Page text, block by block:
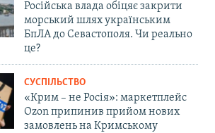
Російська влада обіцяє закрити
морський шлях українським
БпЛА до Севастополя. Чи реально
це?
СУСПІЛЬСТВО
«Крим – не Росія»: маркетплейс
Ozon припинив прийом нових
замовлень на Кримському